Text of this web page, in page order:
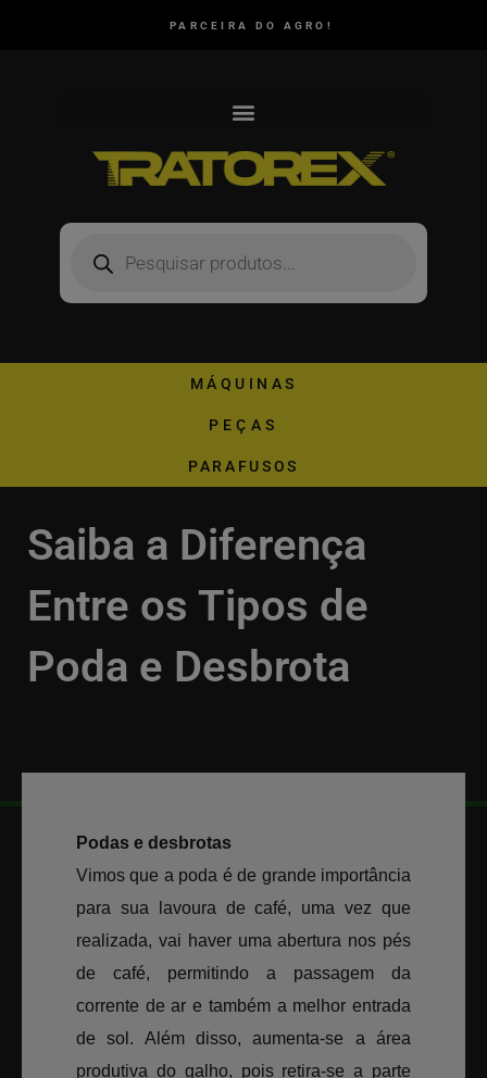
PARCEIRA DO AGRO!
MÁQUINAS
PEÇAS
PARAFUSOS
Saiba a Diferença
Entre os Tipos de
Poda e Desbrota
VOLTAR
Podas e desbrotas
Vimos que a poda é de grande importância
para sua lavoura de café, uma vez que
realizada, vai haver uma abertura nos pés
de café, permitindo a passagem da
corrente de ar e também a melhor entrada
de sol. Além disso, aumenta-se a área
produtiva do galho, pois retira-se a parte